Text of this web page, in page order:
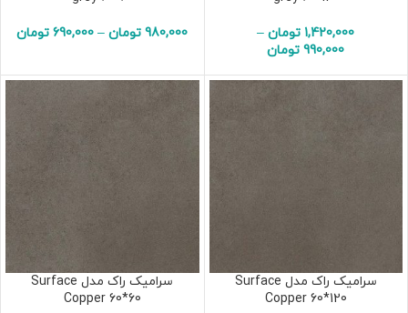
1,420,000 تومان –
990,000 تومان
980,000 تومان –
690,000 تومان
سرامیک راک مدل Surface
Copper 60*120
سرامیک راک مدل Surface
Copper 60*60